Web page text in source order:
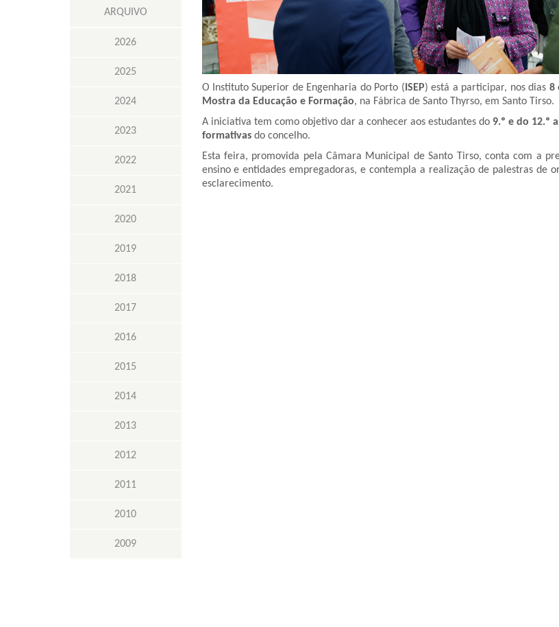
ARQUIVO
2026
2025
2024
2023
2022
2021
2020
2019
2018
2017
2016
2015
2014
2013
2012
2011
2010
2009
O Instituto Superior de Engenharia do Porto ( ISEP) está a participar, nos dias 8
Mostra da Educação e Formação, na Fábrica de Santo Thyrso, em Santo Tirso.
A iniciativa tem como objetivo dar a conhecer aos estudantes do 9.º e do 12.º
formativasdo concelho.
Esta feira, promovida pela Câmara Municipal de Santo Tirso, conta com a
ensino e entidades empregadoras, e contempla a realização de palestras de
esclarecimento.